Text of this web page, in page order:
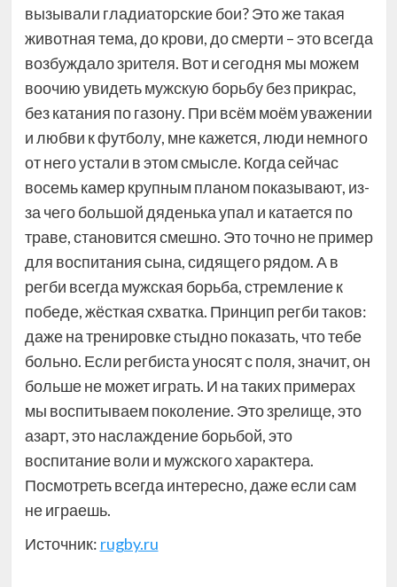
вызывали гладиаторские бои? Это же такая
животная тема, до крови, до смерти – это всегда
возбуждало зрителя. Вот и сегодня мы можем
воочию увидеть мужскую борьбу без прикрас,
без катания по газону. При всём моём уважении
и любви к футболу, мне кажется, люди немного
от него устали в этом смысле. Когда сейчас
восемь камер крупным планом показывают, из-
за чего большой дяденька упал и катается по
траве, становится смешно. Это точно не пример
для воспитания сына, сидящего рядом. А в
регби всегда мужская борьба, стремление к
победе, жёсткая схватка. Принцип регби таков:
даже на тренировке стыдно показать, что тебе
больно. Если регбиста уносят с поля, значит, он
больше не может играть. И на таких примерах
мы воспитываем поколение. Это зрелище, это
азарт, это наслаждение борьбой, это
воспитание воли и мужского характера.
Посмотреть всегда интересно, даже если сам
не играешь.
Источник: rugby.ru